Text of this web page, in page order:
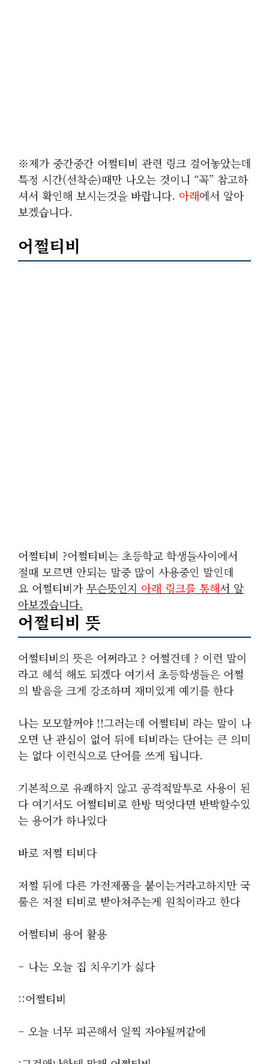
※제가 중간중간 어쩔티비 관련 링크 걸어놓았는데
특정 시간(선착순)때만 나오는 것이니 “꼭” 참고하
셔서 확인해 보시는것을 바랍니다. 아래에서 알아
보겠습니다.
어쩔티비
어쩔티비 ?어쩔티비는 초등학교 학생들사이에서
절때 모르면 안되는 말중 많이 사용중인 말인데
요 어쩔티비가무슨뜻인지 아래 링크를 통해서 알
아보겠습니다.
어쩔티비 뜻
어쩔티비의 뜻은 어쩌라고 ? 어쩔건데 ? 이런 말이
라고 혜석 해도 되겠다 여기서 초등학생들은 어쩔
의 발음을 크게 강조하며 재미있게 예기를 한다
나는 모모할꺼야 !!그러는데 어쩔티비 라는 말이 나
오면 난 관심이 없어 뒤에 티비라는 단어는 큰 의미
는 없다 이런식으로 단어를 쓰게 됩니다.
기본적으로 유쾌하지 않고 공격적말투로 사용이 된
다 여기서도 어쩔티비로 한방 먹엇다면 반박할수있
는 용어가 하나있다
바로 저쩔 티비다
저쩔 뒤에 다른 가전제품을 붙이는거라고하지만 국
룰은 저절 티비로 받아쳐주는게 원칙이라고 한다
어쩔티비 용어 활용
– 나는 오늘 집 치우기가 싫다
::어쩔티비
– 오늘 너무 피곤해서 일찍 자야될꺼같에